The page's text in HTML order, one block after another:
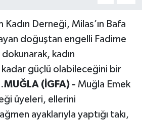
Derneği, Milas’ın Bafa
doğuştan engelli Fadime
dokunarak, kadın
kadar güçlü olabileceğini bir
MUĞLA (İGFA) - Muğla Emek
üyeleri, ellerini
ayaklarıyla yaptığı takı,